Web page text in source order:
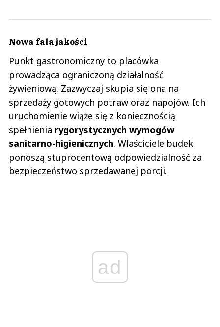
Nowa fala jakości
Punkt gastronomiczny to placówka
prowadząca ograniczoną działalność
żywieniową. Zazwyczaj skupia się ona na
sprzedaży gotowych potraw oraz napojów. Ich
uruchomienie wiąże się z koniecznością
spełnienia rygorystycznych wymogów
sanitarno-higienicznych. Właściciele budek
ponoszą stuprocentową odpowiedzialność za
bezpieczeństwo sprzedawanej porcji.
ad